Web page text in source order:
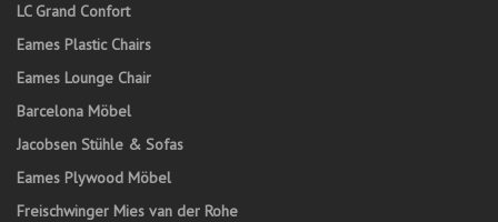
LC Grand Confort
Eames Plastic Chairs
Eames Lounge Chair
Barcelona Möbel
Jacobsen Stühle & Sofas
Eames Plywood Möbel
Freischwinger Mies van der Rohe